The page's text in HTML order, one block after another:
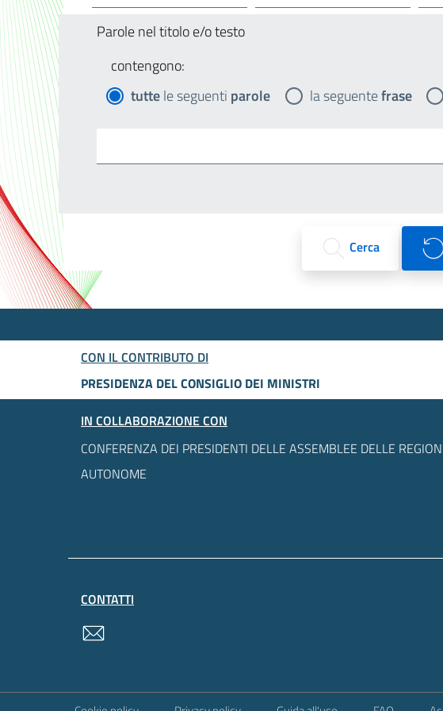
Parole nel titolo e/o testo
contengono:
tuttele seguenti parole la seguentefrase
Cerca
CON IL CONTRIBUTO DI
PRESIDENZA DEL CONSIGLIO DEI MINISTRI
IN COLLABORAZIONE CON
CONFERENZA DEI PRESIDENTI DELLE ASSEMBLEE DELLE
AUTONOME
CONTATTI